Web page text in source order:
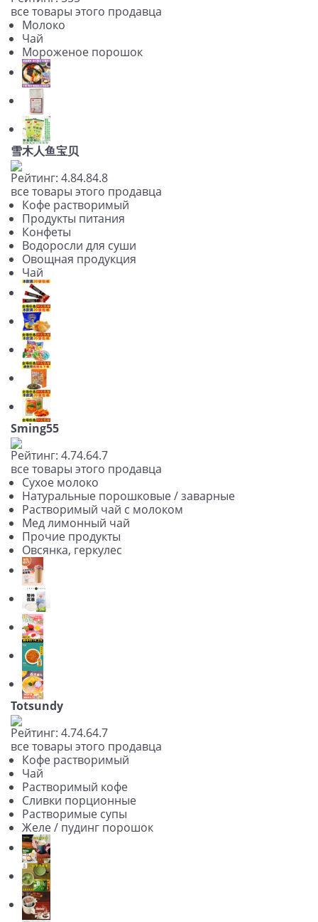
все товары этого продавца
Молоко
Чай
Мороженое порошок
雪木人鱼宝贝
Рейтинг: 4.84.84.8
все товары этого продавца
Кофе растворимый
Продукты питания
Конфеты
Водоросли для суши
Овощная продукция
Чай
Sming55
Рейтинг: 4.74.64.7
все товары этого продавца
Сухое молоко
Натуральные порошковые / заварные
Растворимый чай с молоком
Мед лимонный чай
Прочие продукты
Овсянка, геркулес
Totsundy
Рейтинг: 4.74.64.7
все товары этого продавца
Кофе растворимый
Чай
Растворимый кофе
Сливки порционные
Растворимые супы
Желе / пудинг порошок